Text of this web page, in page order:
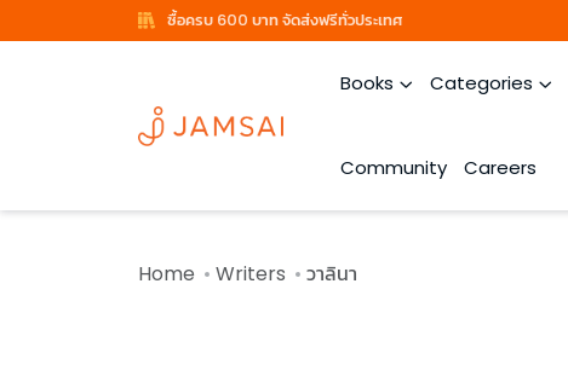
ซื้อครบ 600 บาท จัดส่งฟรีทั่วประเทศ
Books Categories
Community Careers
Home Writers วาลินา